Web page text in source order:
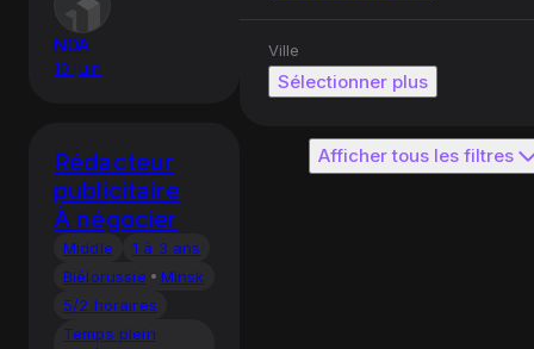
NDA
10 juin
Rédacteur
publicitaire
À négocier
Middle
1 à 3 ans
Biélorussie
Minsk
5/2 horaires
Temps plein
Ville
Sélectionner plus
Afficher tous les filtres